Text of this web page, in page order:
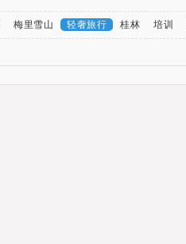
梅里雪山 轻奢旅行 桂林 培训